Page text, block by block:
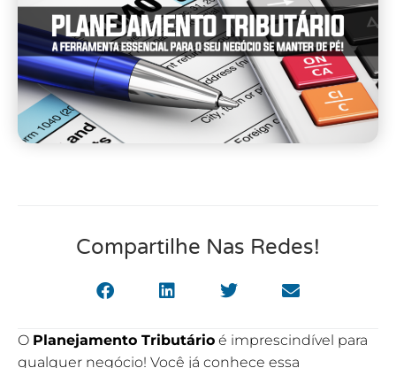
Compartilhe Nas Redes!
O Planejamento Tributário é imprescindível para
qualquer negócio! Você já conhece essa